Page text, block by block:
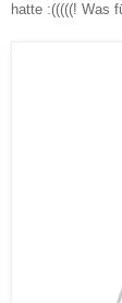
hatte :(((((! Was